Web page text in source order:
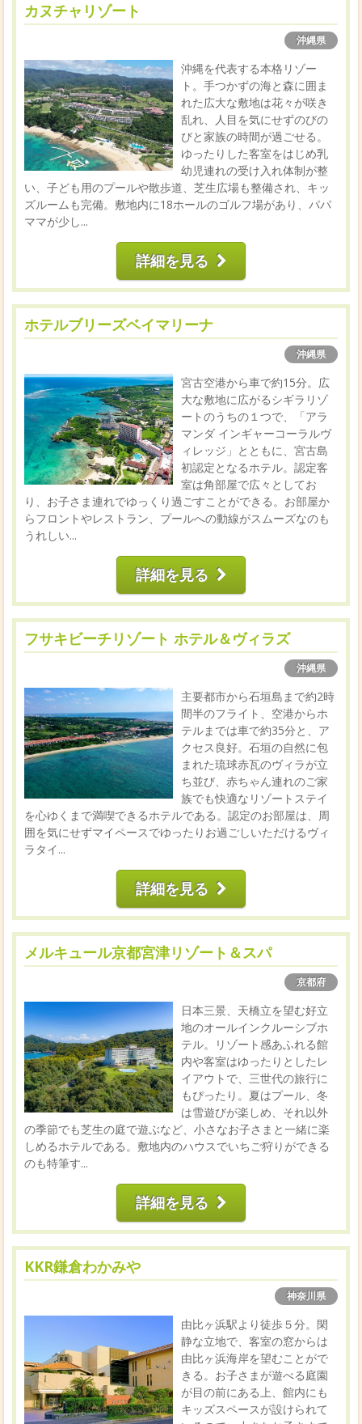
カヌチャリゾート
沖縄県
沖縄を代表する本格リゾー
ト。手つかずの海と森に囲ま
れた広大な敷地は花々が咲き
乱れ、人目を気にせずのびの
びと家族の時間が過ごせる。
ゆったりした客室をはじめ乳
幼児連れの受け入れ体制が整
い、子ども用のプールや散歩道、芝生広場も整備され、キッ
ズルームも完備。敷地内に18ホールのゴルフ場があり、パパ
ママが少し...
詳細を見る
ホテルブリーズベイマリーナ
沖縄県
宮古空港から車で約15分。広
大な敷地に広がるシギラリゾ
ートのうちの１つで、「アラ
マンダ インギャーコーラルヴ
ィレッジ」とともに、宮古島
初認定となるホテル。認定客
室は角部屋で広々としてお
り、お子さま連れでゆっくり過ごすことができる。お部屋か
らフロントやレストラン、プールへの動線がスムーズなのも
うれしい...
詳細を見る
フサキビーチリゾート ホテル＆ヴィラズ
沖縄県
主要都市から石垣島まで約2時
間半のフライト、空港からホ
テルまでは車で約35分と、ア
クセス良好。石垣の自然に包
まれた琉球赤瓦のヴィラが立
ち並び、赤ちゃん連れのご家
族でも快適なリゾートステイ
を心ゆくまで満喫できるホテルである。認定のお部屋は、周
囲を気にせずマイペースでゆったりお過ごしいただけるヴィ
ラタイ...
詳細を見る
メルキュール京都宮津リゾート＆スパ
京都府
日本三景、天橋立を望む好立
地のオールインクルーシブホ
テル。リゾート感あふれる館
内や客室はゆったりとしたレ
イアウトで、三世代の旅行に
もぴったり。夏はプール、冬
は雪遊びが楽しめ、それ以外
の季節でも芝生の庭で遊ぶなど、小さなお子さまと一緒に楽
しめるホテルである。敷地内のハウスでいちご狩りができる
のも特筆す...
詳細を見る
KKR鎌倉わかみや
神奈川県
由比ヶ浜駅より徒歩５分。閑
静な立地で、客室の窓からは
由比ヶ浜海岸を望むことがで
きる。お子さまが遊べる庭園
が目の前にある上、館内にも
キッズスペースが設けられて